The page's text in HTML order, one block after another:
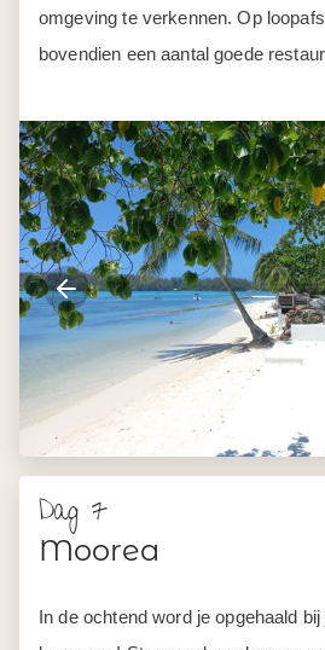
Dag 7
Moorea
In de ochtend word je opgehaald
lagune op! Stap aan boord van een
meevoeren door de mooiste
Moorea. Na al die natuurpracht